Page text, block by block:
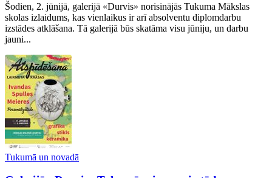
Šodien, 2. jūnijā, galerijā «Durvis» norisinājās Tukuma Mākslas
skolas izlaidums, kas vienlaikus ir arī absolventu diplomdarbu
izstādes atklāšana. Tā galerijā būs skatāma visu jūniju, un darbu
jauni...
Tukumā un novadā